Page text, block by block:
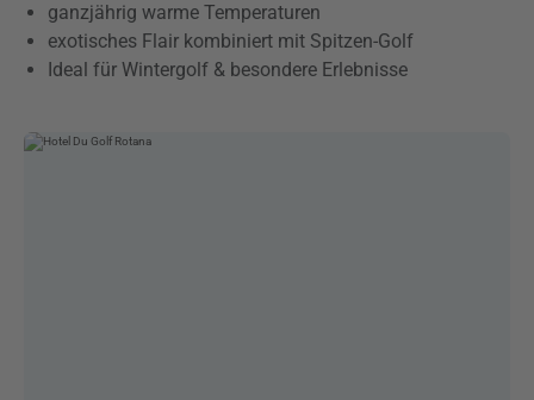
ganzjährig warme Temperaturen
exotisches Flair kombiniert mit Spitzen-Golf
Ideal für Wintergolf & besondere Erlebnisse